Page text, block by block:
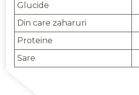
Glucide
Din care zaharuri
Proteine
Sare